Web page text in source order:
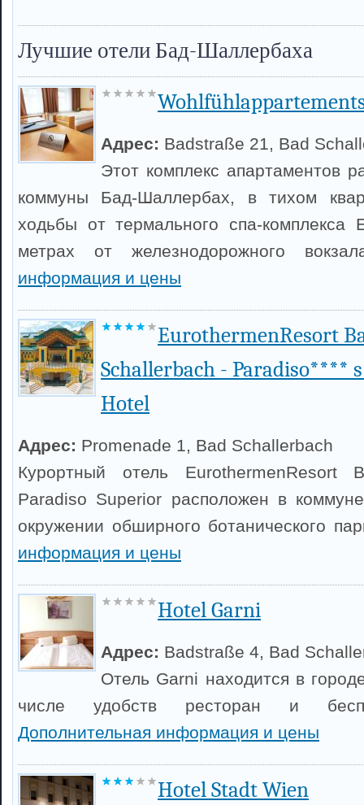
Лучшие отели Бад-Шаллербаха
Адрес: Badstraße 21, Bad
Этот комплекс апартаментов
коммуны Бад-Шаллербах, в тихом
ходьбы от термального спа-
метрах от железнодорожного
информация и цены
EurothermenResort
Schallerbach - Paradiso****
Hotel
Адрес: Promenade 1, Bad Schallerbach
Курортный отель EurothermenResort
Paradiso Superior расположен в
окружении обширного ботанического
информация и цены
Hotel Garni
Адрес: Badstraße 4, Bad
Отель Garni находится в
числе удобств ресторан и
Дополнительная информация и цены
Hotel Stadt Wien